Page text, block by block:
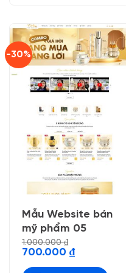
-30%
Mẫu Website bán
mỹ phẩm 05
1.000.000₫
Giá
là:
700.000 ₫Giá
hiện
tại